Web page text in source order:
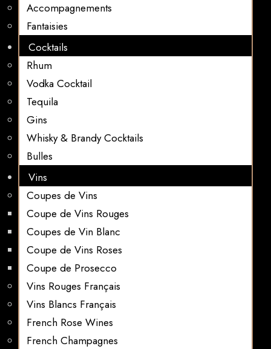
Accompagnements
Fantaisies
Cocktails
Rhum
Vodka Cocktail
Tequila
Gins
Whisky & Brandy Cocktails
Bulles
Vins
Coupes de Vins
Coupe de Vins Rouges
Coupes de Vin Blanc
Coupe de Vins Roses
Coupe de Prosecco
Vins Rouges Français
Vins Blancs Français
French Rose Wines
French Champagnes